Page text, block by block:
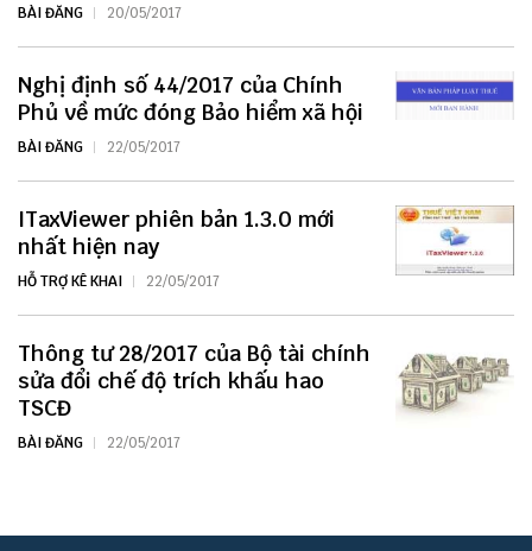
BÀI ĐĂNG 20/05/2017
Nghị định số 44/2017 của Chính
Phủ về mức đóng Bảo hiểm xã hội
BÀI ĐĂNG 22/05/2017
ITaxViewer phiên bản 1.3.0 mới
nhất hiện nay
HỖ TRỢ KÊ KHAI 22/05/2017
Thông tư 28/2017 của Bộ tài chính
sửa đổi chế độ trích khấu hao
TSCĐ
BÀI ĐĂNG 22/05/2017